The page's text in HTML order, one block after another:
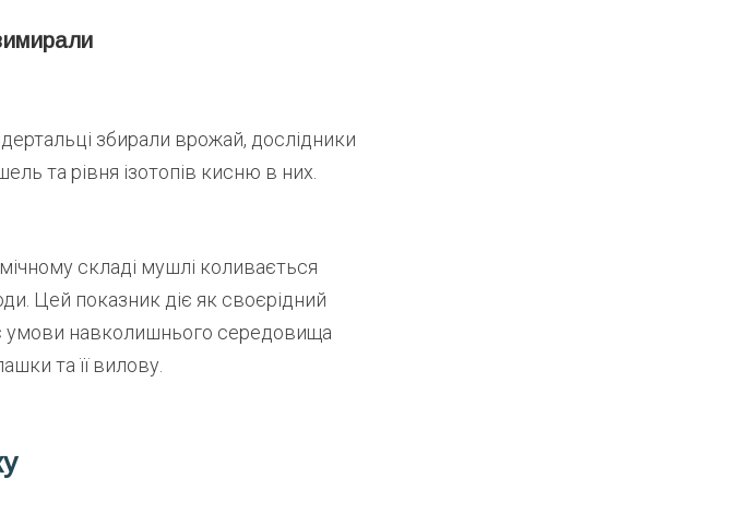
збирали врожай, дослідники
та рівня ізотопів кисню в них.
складі мушлі коливається
Цей показник діє як своєрідний
умови навколишнього середовища
та її вилову.